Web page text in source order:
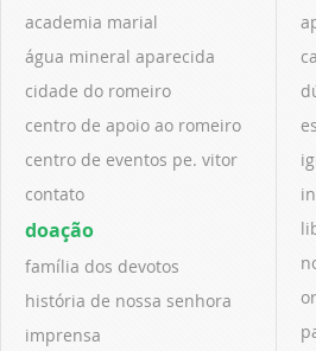
academia marial
água mineral aparecida
cidade do romeiro
centro de apoio ao romeiro
centro de eventos pe. vitor
contato
doação
família dos devotos
história de nossa senhora
imprensa